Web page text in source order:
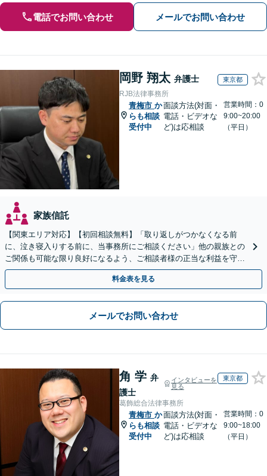
電話でお問い合わせ メールでお問い合わせ
岡野 翔太 弁護士 東京都
RJB法律事務所
青梅市 か
らも相談
受付中
面談方法(対面・
電話・ビデオな
ど)は応相談
営業時間：0
9:00~20:00
（平日）
家族信託
【関東エリア対応】【初回相談無料】「取り返しがつかなくなる前
に、泣き寝入りする前に、当事務所にご相談ください」他の親族との
ご関係も可能な限り良好になるよう、ご相談者様の正当な利益を守り
つつ、双方が納得できる着地点を探ります。
料金表を見る
メールでお問い合わせ
角 学 弁
護士
インタビューを
見る
東京都
葛飾総合法律事務所
青梅市 か
らも相談
受付中
面談方法(対面・
電話・ビデオな
ど)は応相談
営業時間：0
9:00~18:00
（平日）